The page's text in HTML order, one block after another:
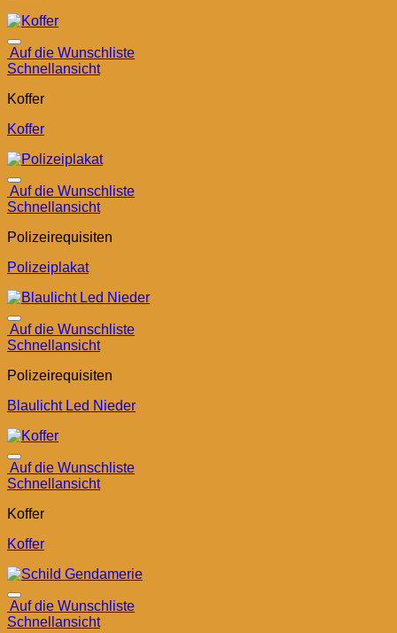
Auf die Wunschliste
Schnellansicht
Koffer
Koffer
Auf die Wunschliste
Schnellansicht
Polizeirequisiten
Polizeiplakat
Auf die Wunschliste
Schnellansicht
Polizeirequisiten
Blaulicht Led Nieder
Auf die Wunschliste
Schnellansicht
Koffer
Koffer
Auf die Wunschliste
Schnellansicht